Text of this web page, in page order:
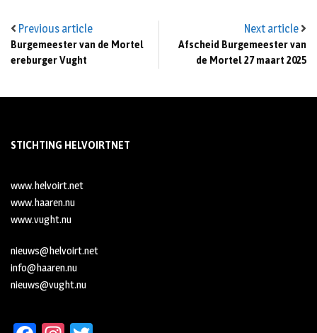
Previous article
Burgemeester van de Mortel
ereburger Vught
Next article
Afscheid Burgemeester van
de Mortel 27 maart 2025
STICHTING HELVOIRTNET
www.helvoirt.net
www.haaren.nu
www.vught.nu
nieuws@helvoirt.net
info@haaren.nu
nieuws@vught.nu